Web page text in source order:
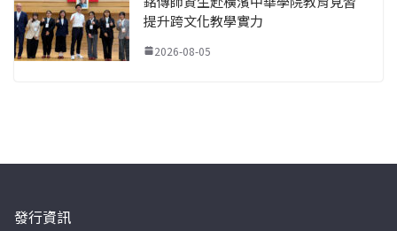
提升跨文化教學實力
2026-08-05
發行資訊